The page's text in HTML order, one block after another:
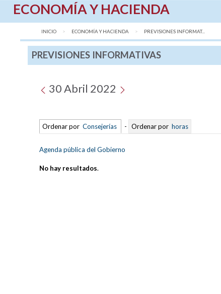
ECONOMÍA Y HACIENDA
INICIO ECONOMÍA Y HACIENDA AQUÍ:
PREVISIONES INFORMAT...
PREVISIONES INFORMATIVAS
30 Abril 2022
Ordenar por Consejerías - Ordenar por horas
Agenda pública del Gobierno
No hay resultados.